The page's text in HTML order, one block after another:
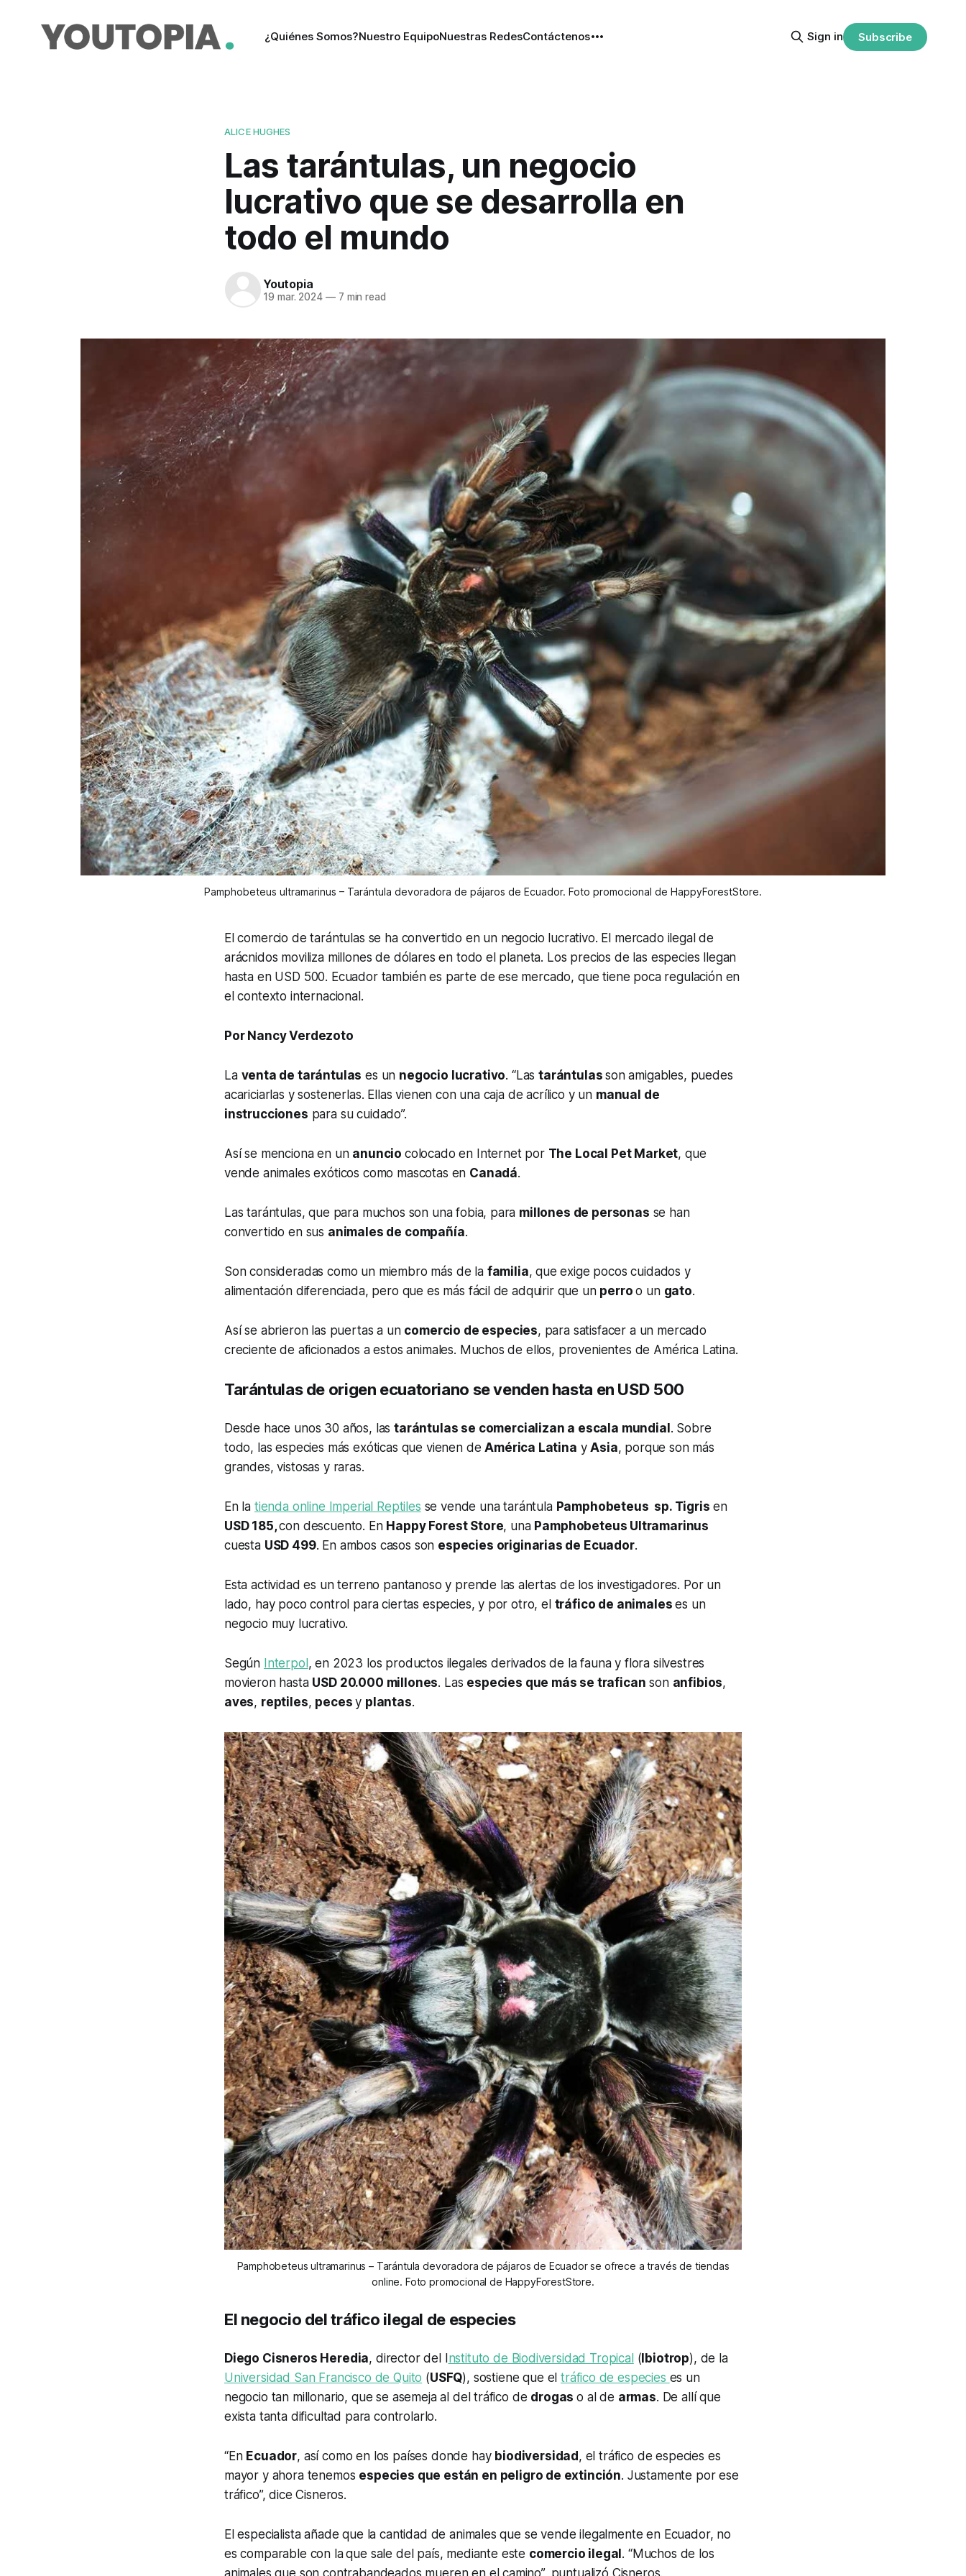
¿Quiénes Somos?Nuestro EquipoNuestras RedesContáctenos Sign in Subscribe
ALICE HUGHES
Las tarántulas, un negocio
lucrativo que se desarrolla en
todo el mundo
Youtopia
19 mar. 2024 —7 min read
Pamphobeteus ultramarinus – Tarántula devoradora de pájaros de Ecuador. Foto promocional de HappyForestStore.
El comercio de tarántulas se ha convertido en un negocio lucrativo. El mercado ilegal de
arácnidos moviliza millones de dólares en todo el planeta. Los precios de las especies llegan
hasta en USD 500. Ecuador también es parte de ese mercado, que tiene poca regulación en
el contexto internacional.
Por Nancy Verdezoto
La venta de tarántulas es un negocio lucrativo. “Lastarántulasson amigables, puedes
acariciarlas y sostenerlas. Ellas vienen con una caja de acrílico y un manual de
instrucciones para su cuidado”.
Así se menciona en un anuncio colocado en Internet por The Local Pet Market, que
vende animales exóticos como mascotas en Canadá.
Las tarántulas, que para muchos son una fobia, para millones de personas se han
convertido en sus animales de compañía.
Son consideradas como un miembro más de la familia, que exige pocos cuidados y
alimentación diferenciada, pero que es más fácil de adquirir que un perroo un gato.
Así se abrieron las puertas a un comercio de especies, para satisfacer a un mercado
creciente de aficionados a estos animales. Muchos de ellos, provenientes de América Latina.
Tarántulas de origen ecuatoriano se venden hasta en USD 500
Desde hace unos 30 años, lastarántulas se comercializan a escala mundial. Sobre
todo, las especies más exóticas que vienen deAmérica Latina yAsia, porque son más
grandes, vistosas y raras.
En la tienda online Imperial Reptiles se vende una tarántula Pamphobeteus sp. Tigris en
USD 185,con descuento. En Happy Forest Store, una Pamphobeteus Ultramarinus
cuesta USD 499. En ambos casos son especies originarias de Ecuador.
Esta actividad es un terreno pantanoso y prende las alertas de los investigadores. Por un
lado, hay poco control para ciertas especies, y por otro, el tráfico de animaleses un
negocio muy lucrativo.
Según Interpol, en 2023 los productos ilegales derivados de la fauna y flora silvestres
movieron hasta USD 20.000 millones. Las especies que más se trafican son anfibios,
aves, reptiles, pecesy plantas.
Pamphobeteus ultramarinus – Tarántula devoradora de pájaros de Ecuador se ofrece a través de tiendas
online. Foto promocional de HappyForestStore.
El negocio del tráfico ilegal de especies
Diego Cisneros Heredia, director del Instituto de Biodiversidad Tropical(Ibiotrop), de la
Universidad San Francisco de Quito (USFQ), sostiene que eltráfico de especies es un
negocio tan millonario, que se asemeja al del tráfico de drogaso al de armas. De allí que
exista tanta dificultad para controlarlo.
“En Ecuador, así como en los países donde hay biodiversidad, el tráfico de especies es
mayor y ahora tenemos especies que están en peligro de extinción. Justamente por ese
tráfico”, dice Cisneros.
El especialista añade que la cantidad de animales que se vende ilegalmente en Ecuador, no
es comparable con laque sale del país, mediante este comercio ilegal. “Muchos de los
animales que son contrabandeados mueren en el camino”, puntualizó Cisneros.